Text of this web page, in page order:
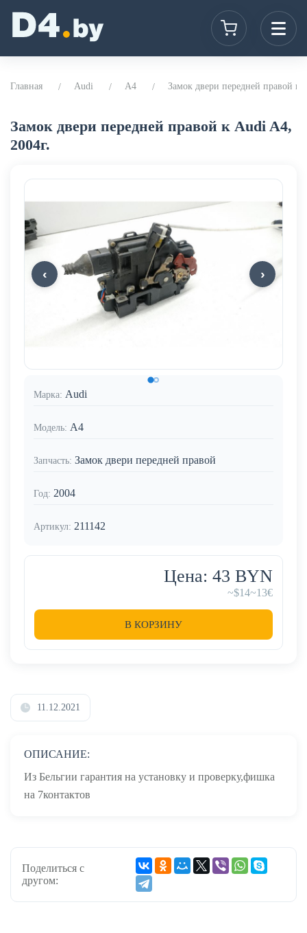
Главная Audi A4 Замок двери передней правой к
Замок двери передней правой к Audi A4,
2004г.
Марка: Audi
Модель: A4
Запчасть: Замок двери передней правой
Год: 2004
Артикул: 211142
Цена: 43 BYN
~$14~13€
В КОРЗИНУ
11.12.2021
ОПИСАНИЕ:
Из Бельгии гарантия на установку и проверку,фишка
на 7контактов
Поделиться с
другом: